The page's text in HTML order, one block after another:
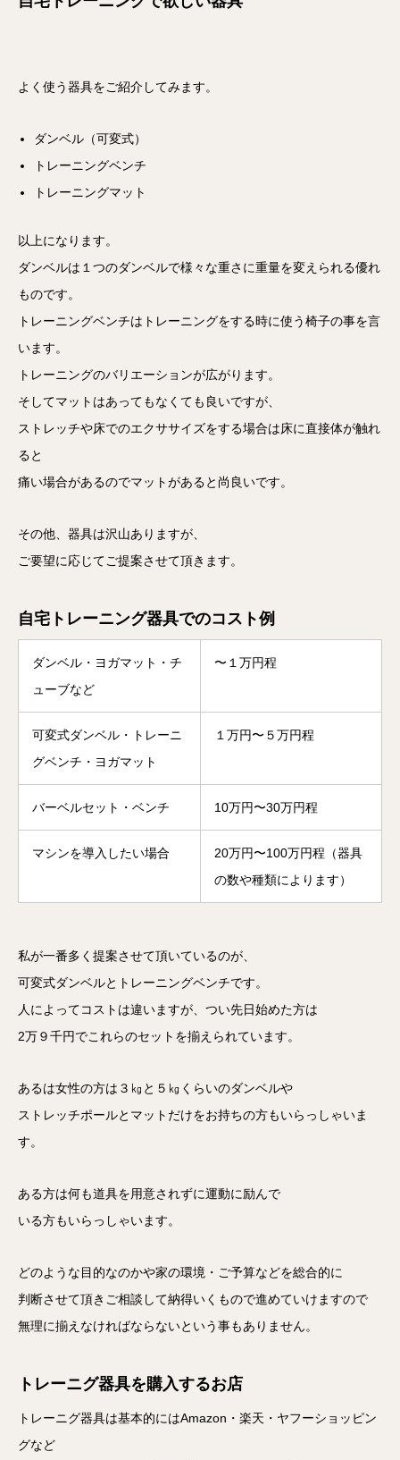
よく使う器具をご紹介してみます。
ダンベル（可変式）
トレーニングベンチ
トレーニングマット
以上になります。
ダンベルは１つのダンベルで様々な重さに重量を変えられる優れ
ものです。
トレーニングベンチはトレーニングをする時に使う椅子の事を言
います。
トレーニングのバリエーションが広がります。
そしてマットはあってもなくても良いですが、
ストレッチや床でのエクササイズをする場合は床に直接体が触れ
ると
痛い場合があるのでマットがあると尚良いです。
その他、器具は沢山ありますが、
ご要望に応じてご提案させて頂きます。
自宅トレーニング器具でのコスト例
ダンベル・ヨガマット・チ
ューブなど
〜１万円程
可変式ダンベル・トレーニ
グベンチ・ヨガマット
１万円〜５万円程
バーベルセット・ベンチ 10万円〜30万円程
マシンを導入したい場合
20万円〜100万円程（器具
の数や種類によります）
私が一番多く提案させて頂いているのが、
可変式ダンベルとトレーニングベンチです。
人によってコストは違いますが、つい先日始めた方は
2万９千円でこれらのセットを揃えられています。
あるは女性の方は３㎏と５㎏くらいのダンベルや
ストレッチポールとマットだけをお持ちの方もいらっしゃいま
す。
ある方は何も道具を用意されずに運動に励んで
いる方もいらっしゃいます。
どのような目的なのかや家の環境・ご予算などを総合的に
判断させて頂きご相談して納得いくもので進めていけますので
無理に揃えなければならないという事もありません。
トレーニグ器具を購入するお店
トレーニグ器具は基本的にはAmazon・楽天・ヤフーショッピン
グなど